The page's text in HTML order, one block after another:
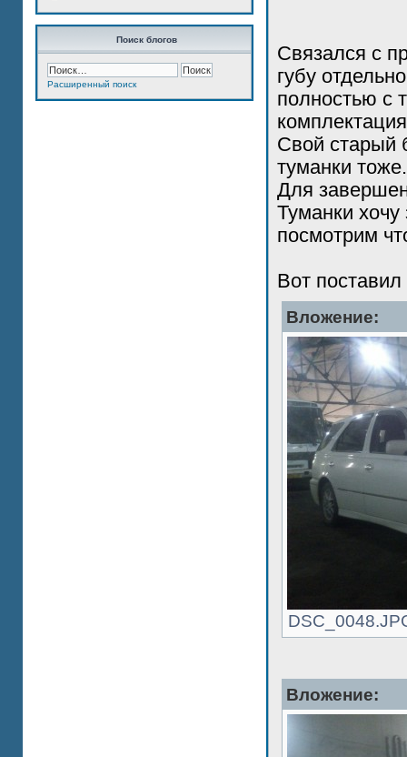
Поиск блогов
Расширенный поиск
Связался с
губу
полностью с
Свой старый
туманки тоже.
Для
Туманки хочу
посмотрим
Вот
Вложение:
Вложение: